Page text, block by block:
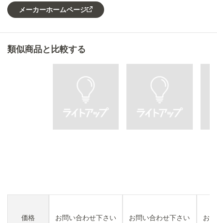
メーカーホームページ
類似商品と比較する
価格 お問い合わせ下さい お問い合わせ下さい お